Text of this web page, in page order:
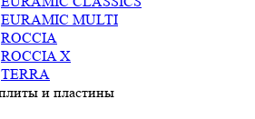
EURAMIC MULTI
ROCCIA
ROCCIA X
TERRA
и пластины